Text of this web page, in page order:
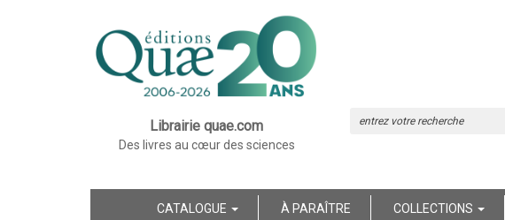
Librairie quae.com
Des livres au cœur des sciences
CATALOGUE À PARAÎTRE COLLECTIONS